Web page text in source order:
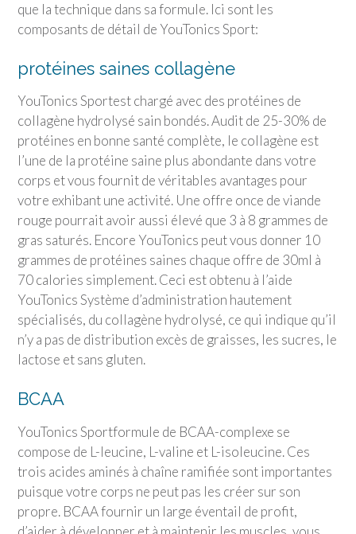
que la technique dans sa formule. Ici sont les
composants de détail de YouTonics Sport:
protéines saines collagène
YouTonics Sportest chargé avec des protéines de
collagène hydrolysé sain bondés. Audit de 25-30% de
protéines en bonne santé complète, le collagène est
l’une de la protéine saine plus abondante dans votre
corps et vous fournit de véritables avantages pour
votre exhibant une activité. Une offre once de viande
rouge pourrait avoir aussi élevé que 3 à 8 grammes de
gras saturés. Encore YouTonics peut vous donner 10
grammes de protéines saines chaque offre de 30ml à
70 calories simplement. Ceci est obtenu à l’aide
YouTonics Système d’administration hautement
spécialisés, du collagène hydrolysé, ce qui indique qu’il
n’y a pas de distribution excès de graisses, les sucres, le
lactose et sans gluten.
BCAA
YouTonics Sportformule de BCAA-complexe se
compose de L-leucine, L-valine et L-isoleucine. Ces
trois acides aminés à chaîne ramifiée sont importantes
puisque votre corps ne peut pas les créer sur son
propre. BCAA fournir un large éventail de profit,